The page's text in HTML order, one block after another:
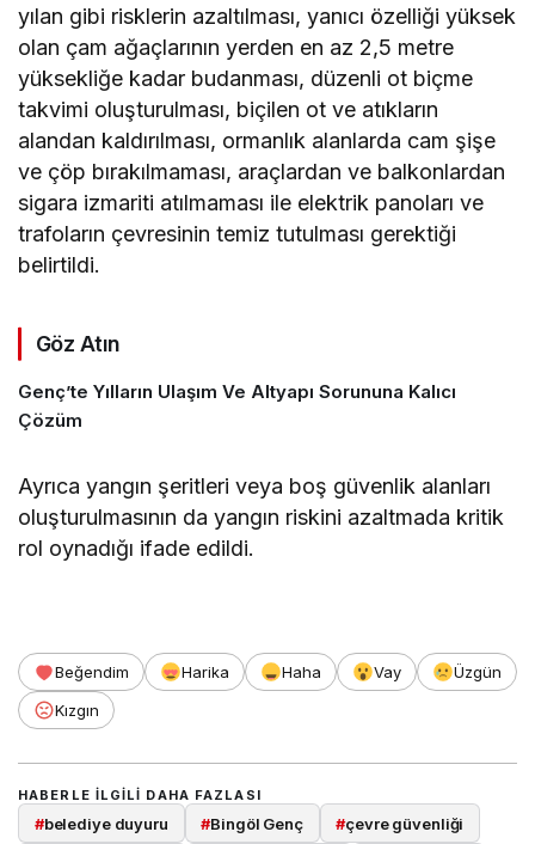
yılan gibi risklerin azaltılması, yanıcı özelliği yüksek
olan çam ağaçlarının yerden en az 2,5 metre
yüksekliğe kadar budanması, düzenli ot biçme
takvimi oluşturulması, biçilen ot ve atıkların
alandan kaldırılması, ormanlık alanlarda cam şişe
ve çöp bırakılmaması, araçlardan ve balkonlardan
sigara izmariti atılmaması ile elektrik panoları ve
trafoların çevresinin temiz tutulması gerektiği
belirtildi.
Göz Atın
Genç’te Yılların Ulaşım Ve Altyapı Sorununa Kalıcı
Çözüm
Ayrıca yangın şeritleri veya boş güvenlik alanları
oluşturulmasının da yangın riskini azaltmada kritik
rol oynadığı ifade edildi.
Beğendim Harika Haha Vay
Üzgün
Kızgın
HABERLE ILGILI DAHA FAZLASI
#belediye duyuru #Bingöl Genç #çevre güvenliği